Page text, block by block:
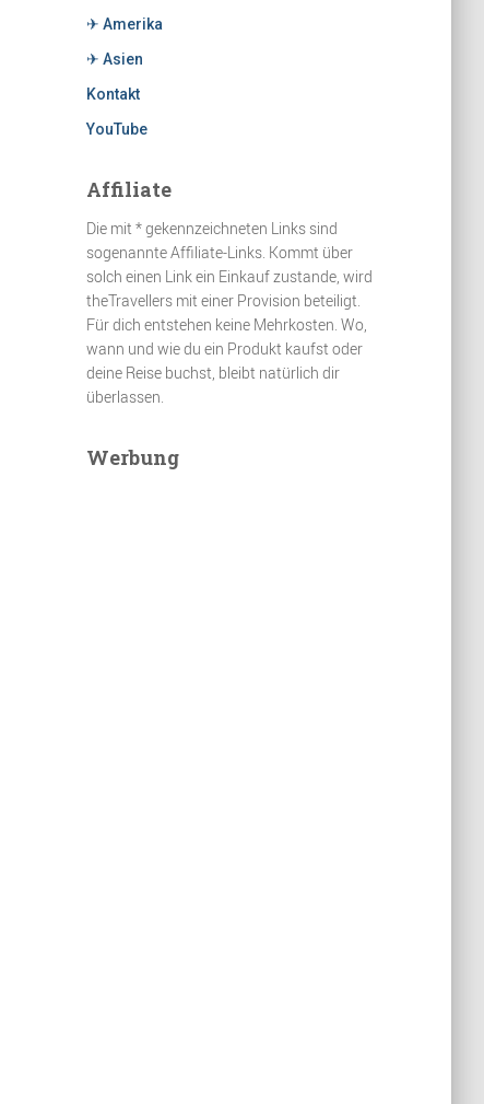
✈ Amerika
✈ Asien
Kontakt
YouTube
Affiliate
Die mit * gekennzeichneten Links sind
sogenannte Affiliate-Links. Kommt über
solch einen Link ein Einkauf zustande, wird
theTravellers mit einer Provision beteiligt.
Für dich entstehen keine Mehrkosten. Wo,
wann und wie du ein Produkt kaufst oder
deine Reise buchst, bleibt natürlich dir
überlassen.
Werbung